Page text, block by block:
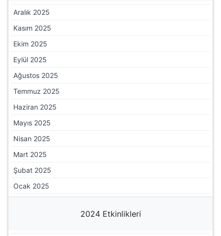
Aralık 2025
Kasım 2025
Ekim 2025
Eylül 2025
Ağustos 2025
Temmuz 2025
Haziran 2025
Mayıs 2025
Nisan 2025
Mart 2025
Şubat 2025
Ocak 2025
2024 Etkinlikleri